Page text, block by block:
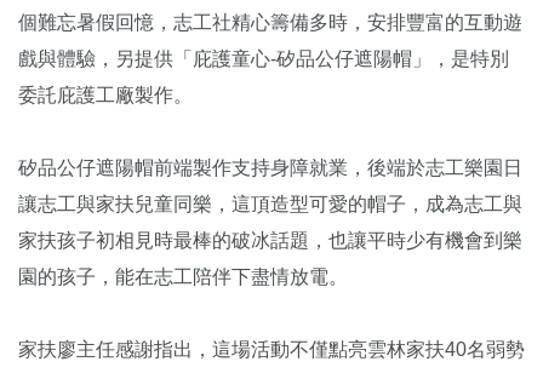
個難忘暑假回憶，志工社精心籌備多時，安排豐富的互動遊
戲與體驗，另提供「庇護童心-矽品公仔遮陽帽」，是特別
委託庇護工廠製作。
矽品公仔遮陽帽前端製作支持身障就業，後端於志工樂園日
讓志工與家扶兒童同樂，這頂造型可愛的帽子，成為志工與
家扶孩子初相見時最棒的破冰話題，也讓平時少有機會到樂
園的孩子，能在志工陪伴下盡情放電。
家扶廖主任感謝指出，這場活動不僅點亮雲林家扶40名弱勢